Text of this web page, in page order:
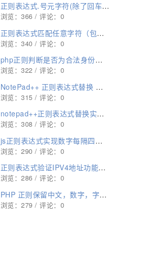
正则表达式.号元字符(除了回车符\r和换行符\n)
浏览：366 / 评论：0
正则表达式匹配任意字符（包括换行符）
浏览：340 / 评论：0
php正则判断是否为合法身份证号的方法
浏览：322 / 评论：0
NotePad++ 正则表达式替换 高级用法
浏览：315 / 评论：0
notepad++正则表达式替换实例：替换导入sql中的自增长id
浏览：308 / 评论：0
js正则表达式实现数字每隔四位用空格分隔代码
浏览：290 / 评论：0
正则表达式验证IPV4地址功能实例分析
浏览：286 / 评论：0
PHP 正则保留中文，数字，字母的方法
浏览：279 / 评论：0